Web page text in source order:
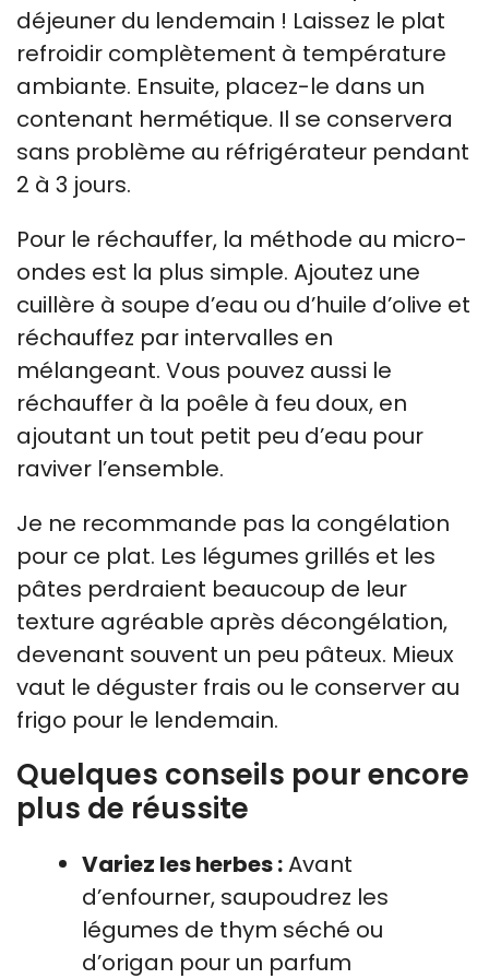
déjeuner du lendemain ! Laissez le plat
refroidir complètement à température
ambiante. Ensuite, placez-le dans un
contenant hermétique. Il se conservera
sans problème au réfrigérateur pendant
2 à 3 jours.
Pour le réchauffer, la méthode au micro-
ondes est la plus simple. Ajoutez une
cuillère à soupe d’eau ou d’huile d’olive et
réchauffez par intervalles en
mélangeant. Vous pouvez aussi le
réchauffer à la poêle à feu doux, en
ajoutant un tout petit peu d’eau pour
raviver l’ensemble.
Je ne recommande pas la congélation
pour ce plat. Les légumes grillés et les
pâtes perdraient beaucoup de leur
texture agréable après décongélation,
devenant souvent un peu pâteux. Mieux
vaut le déguster frais ou le conserver au
frigo pour le lendemain.
Quelques conseils pour encore
plus de réussite
Variez les herbes :Avant
d’enfourner, saupoudrez les
légumes de thym séché ou
d’origan pour un parfum